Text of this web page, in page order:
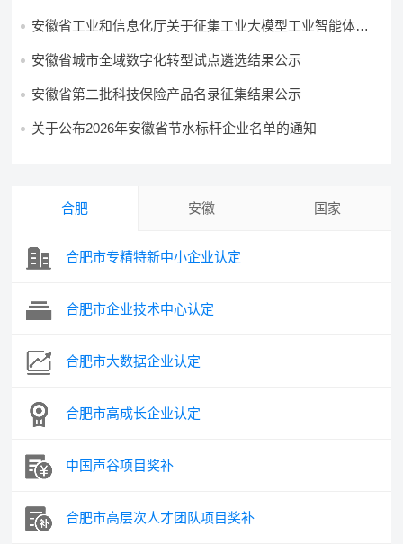
安徽省工业和信息化厅关于征集工业大模型工业智能体的
安徽省城市全域数字化转型试点遴选结果公示
安徽省第二批科技保险产品名录征集结果公示
关于公布2026年安徽省节水标杆企业名单的通知
合肥 安徽 国家
合肥市专精特新中小企业认定
合肥市企业技术中心认定
合肥市大数据企业认定
合肥市高成长企业认定
中国声谷项目奖补
合肥市高层次人才团队项目奖补